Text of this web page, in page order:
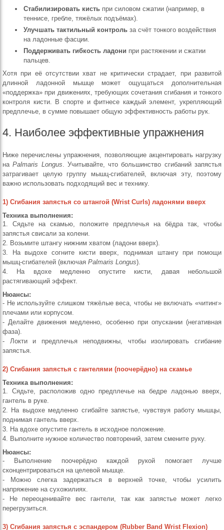
Стабилизировать кисть при силовом сжатии (например, в
теннисе, гребле, тяжёлых подъёмах).
Улучшать тактильный контроль за счёт тонкого воздействия
на ладонные фасции.
Поддерживать гибкость ладони при растяжении и сжатии
пальцев.
Хотя при её отсутствии хват не критически страдает, при развитой
длинной ладонной мышце может ощущаться дополнительная
«поддержка» при движениях, требующих сочетания сгибания и тонкого
контроля кисти. В спорте и фитнесе каждый элемент, укрепляющий
предплечье, в сумме повышает общую эффективность работы рук.
4. Наиболее эффективные упражнения
Ниже перечислены упражнения, позволяющие акцентировать нагрузку
наPalmaris Longus. Учитывайте, что большинство сгибаний запястья
затрагивает целую группу мышц-сгибателей, включая эту, поэтому
важно использовать подходящий вес и технику.
1) Сгибания запястья со штангой (Wrist Curls) ладонями вверх
Техника выполнения:
1. Сядьте на скамью, положите предплечья на бёдра так, чтобы
запястья свисали за колени.
2. Возьмите штангу нижним хватом (ладони вверх).
3. На выдохе согните кисти вверх, поднимая штангу при помощи
мышц-сгибателей (включая Palmaris Longus).
4. На вдохе медленно опустите кисти, давая небольшой
растягивающий эффект.
Нюансы:
- Не используйте слишком тяжёлые веса, чтобы не включать «читинг»
плечами или корпусом.
- Делайте движения медленно, особенно при опускании (негативная
фаза).
- Локти и предплечья неподвижны, чтобы изолировать сгибание
запястья.
2) Сгибания запястья с гантелями (поочерёдно) на скамье
Техника выполнения:
1. Сядьте, расположив одно предплечье на бедре ладонью вверх,
гантель в руке.
2. На выдохе медленно сгибайте запястье, чувствуя работу мышцы,
поднимая гантель вверх.
3. На вдохе опустите гантель в исходное положение.
4. Выполните нужное количество повторений, затем смените руку.
Нюансы:
- Выполнение поочерёдно каждой рукой помогает лучше
сконцентрироваться на целевой мышце.
- Можно слегка задержаться в верхней точке, чтобы усилить
напряжение на сухожилиях.
- Не переоценивайте вес гантели, так как запястье может легко
перегрузиться.
3) Сгибания запястья с эспандером (Rubber Band Wrist Flexion)